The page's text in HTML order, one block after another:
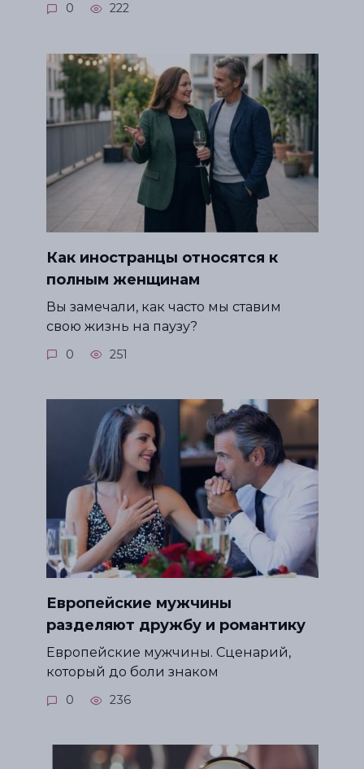
0 222
Как иностранцы относятся к
полным женщинам
Вы замечали, как часто мы ставим
свою жизнь на паузу?
0 251
Европейские мужчины
разделяют дружбу и романтику
Европейские мужчины. Сценарий,
который до боли знаком
0 236